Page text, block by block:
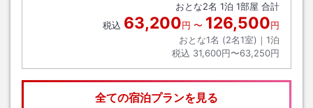
おとな2名 1泊 1部屋 合計
税込 63,200円 〜 126,500円
おとな1名 (2名1室)｜ 1泊
税込 31,600円〜63,250円
全ての宿泊プランを見る